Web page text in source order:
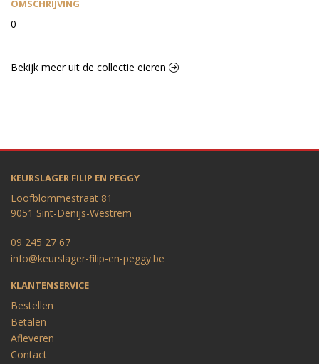
OMSCHRIJVING
0
Bekijk meer uit de collectie eieren
KEURSLAGER FILIP EN PEGGY
Loofblommestraat 81
9051 Sint-Denijs-Westrem
09 245 27 67
info@keurslager-filip-en-peggy.be
KLANTENSERVICE
Bestellen
Betalen
Afleveren
Contact